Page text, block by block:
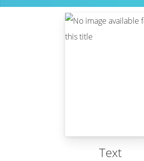
Text